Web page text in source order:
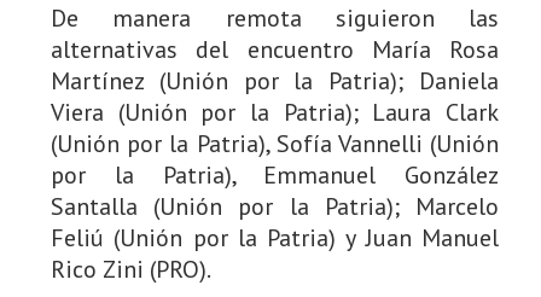
De manera remota siguieron las
alternativas del encuentro María Rosa
Martínez (Unión por la Patria); Daniela
Viera (Unión por la Patria); Laura Clark
(Unión por la Patria), Sofía Vannelli (Unión
por la Patria), Emmanuel González
Santalla (Unión por la Patria); Marcelo
Feliú (Unión por la Patria) y Juan Manuel
Rico Zini (PRO).